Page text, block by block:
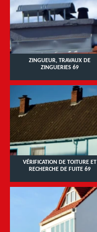
ZINGUEUR, TRAVAUX DE
ZINGUERIES 69
VÉRIFICATION DE TOITURE ET
RECHERCHE DE FUITE 69